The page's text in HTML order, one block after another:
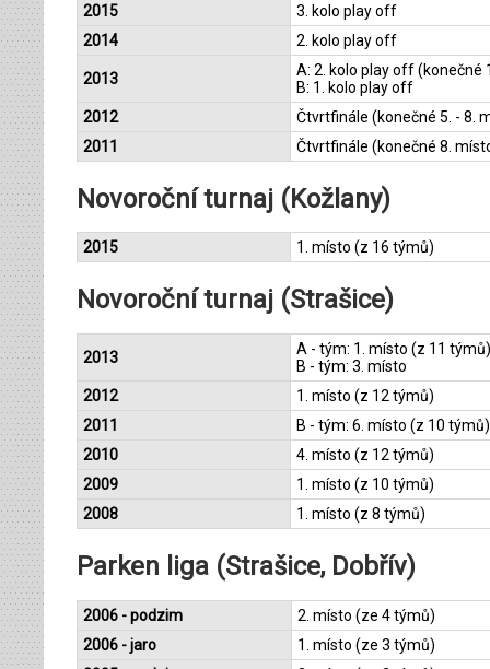
2015
3. kolo play off
2014
2. kolo play off
2013
A: 2. kolo play off (konečné
B: 1. kolo play off
2012
Čtvrtfinále (konečné 5. - 8.
2011
Čtvrtfinále (konečné 8.
Novoroční turnaj (Kožlany)
2015 1. místo (z 16 týmů)
Novoroční turnaj (Strašice)
2013
A - tým: 1. místo (z 11 týmů)
B - tým: 3. místo
2012
1. místo (z 12 týmů)
2011
B - tým: 6. místo (z 10 týmů)
2010
4. místo (z 12 týmů)
2009
1. místo (z 10 týmů)
2008
1. místo (z 8 týmů)
Parken liga (Strašice, Dobřív)
2006 - podzim
2. místo (ze 4 týmů)
2006 - jaro
1. místo (ze 3 týmů)